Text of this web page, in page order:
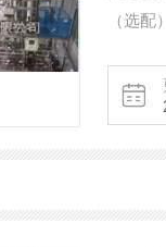
（选配）三部分构成。 产
场总